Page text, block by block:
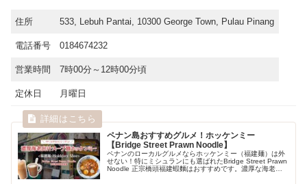
住所 533, Lebuh Pantai, 10300 George Town, Pulau Pinang
電話番号 0184674232
営業時間 7時00分～12時00分頃
定休日 月曜日
ペナン島おすすめグルメ！ホッケンミー
【Bridge Street Prawn Noodle】
ペナンのローカルグルメならホッケンミー（福建麺）は外
せない！特にミシュランにも選ばれたBridge Street Prawn
Noodle 正宗橋頭福建蝦麵はおすすめです。濃厚な海老出